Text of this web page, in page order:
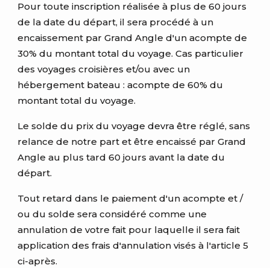
Pour toute inscription réalisée à plus de 60 jours
de la date du départ, il sera procédé à un
encaissement par Grand Angle d'un acompte de
30% du montant total du voyage. Cas particulier
des voyages croisières et/ou avec un
hébergement bateau : acompte de 60% du
montant total du voyage.
Le solde du prix du voyage devra être réglé, sans
relance de notre part et être encaissé par Grand
Angle au plus tard 60 jours avant la date du
départ.
Tout retard dans le paiement d'un acompte et /
ou du solde sera considéré comme une
annulation de votre fait pour laquelle il sera fait
application des frais d'annulation visés à l'article 5
ci-après.